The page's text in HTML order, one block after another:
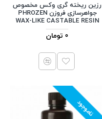
رزین ریخته گری وکس مخصوص
جواهرسازی فروزن PHROZEN
WAX-LIKE CASTABLE RESIN
0 تومان
ناموجود